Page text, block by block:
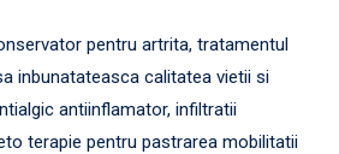
pentru artrita, tratamentul
inbunatateasca calitatea vietii si
antiinflamator, infiltratii
terapie pentru pastrarea mobilitatii